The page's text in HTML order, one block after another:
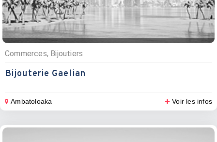
Commerces, Bijoutiers
Bijouterie Gaelian
Ambatoloaka Voir les infos